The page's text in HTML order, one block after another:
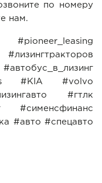
по номеру
нам.
#KIA #volvo
#гтлк
#сименсфинанс
#авто #спецавто